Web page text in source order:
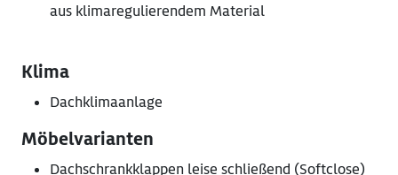
aus klimaregulierendem Material
Klima
Dachklimaanlage
Möbelvarianten
Dachschrankklappen leise schließend (Softclose)